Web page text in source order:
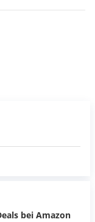
bei Amazon